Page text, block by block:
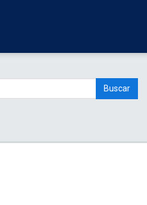
Buscar